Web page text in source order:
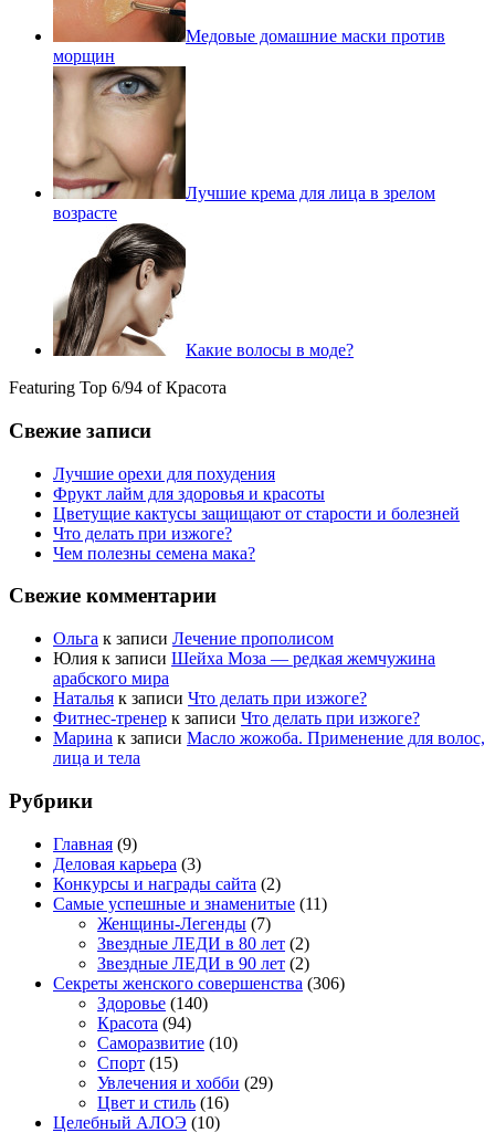
Медовые домашние маски против
морщин
Лучшие крема для лица в зрелом
возрасте
Какие волосы в моде?
Featuring Top 6/94 of Красота
Свежие записи
Лучшие орехи для похудения
Фрукт лайм для здоровья и красоты
Цветущие кактусы защищают от старости и болезней
Что делать при изжоге?
Чем полезны семена мака?
Свежие комментарии
Ольга к записи Лечение прополисом
Юлия к записи Шейха Моза — редкая жемчужина
арабского мира
Наталья к записи Что делать при изжоге?
Фитнес-тренер к записи Что делать при изжоге?
Марина к записи Масло жожоба. Применение для волос,
лица и тела
Рубрики
Главная (9)
Деловая карьера (3)
Конкурсы и награды сайта (2)
Самые успешные и знаменитые (11)
Женщины-Легенды (7)
Звездные ЛЕДИ в 80 лет (2)
Звездные ЛЕДИ в 90 лет (2)
Секреты женского совершенства (306)
Здоровье (140)
Красота (94)
Саморазвитие (10)
Спорт (15)
Увлечения и хобби (29)
Цвет и стиль (16)
Целебный АЛОЭ (10)